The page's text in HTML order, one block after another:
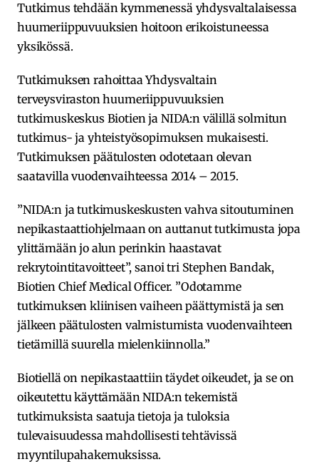
Tutkimus tehdään kymmenessä yhdysvaltalaisessa
huumeriippuvuuksien hoitoon erikoistuneessa
yksikössä.
Tutkimuksen rahoittaa Yhdysvaltain
terveysviraston huumeriippuvuuksien
tutkimuskeskus Biotien ja NIDA:n välillä solmitun
tutkimus- ja yhteistyösopimuksen mukaisesti.
Tutkimuksen päätulosten odotetaan olevan
saatavilla vuodenvaihteessa 2014 – 2015.
”NIDA:n ja tutkimuskeskusten vahva sitoutuminen
nepikastaattiohjelmaan on auttanut tutkimusta jopa
ylittämään jo alun perinkin haastavat
rekrytointitavoitteet”, sanoi tri Stephen Bandak,
Biotien Chief Medical Officer. ”Odotamme
tutkimuksen kliinisen vaiheen päättymistä ja sen
jälkeen päätulosten valmistumista vuodenvaihteen
tietämillä suurella mielenkiinnolla.”
Biotiellä on nepikastaattiin täydet oikeudet, ja se on
oikeutettu käyttämään NIDA:n tekemistä
tutkimuksista saatuja tietoja ja tuloksia
tulevaisuudessa mahdollisesti tehtävissä
myyntilupahakemuksissa.